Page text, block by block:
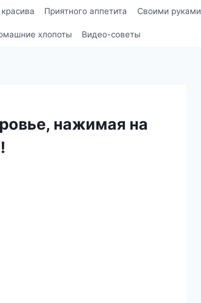
Приятного аппетита Своими руками
хлопоты Видео-советы
нажимая на